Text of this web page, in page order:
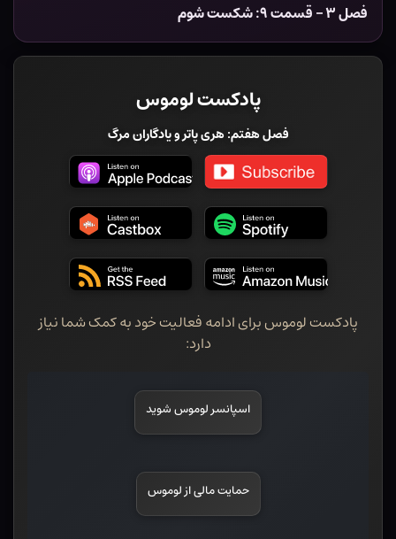
فصل ۳ – قسمت ۹: شکست شوم
پادکست لوموس
فصل هفتم: هری پاتر و یادگاران مرگ
پادکست لوموس برای ادامه فعالیت خود به کمک شما نیاز
دارد:
اسپانسر لوموس شوید
حمایت مالی از لوموس